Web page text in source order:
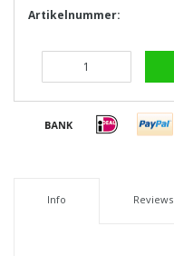
Artikelnummer:
Info Reviews